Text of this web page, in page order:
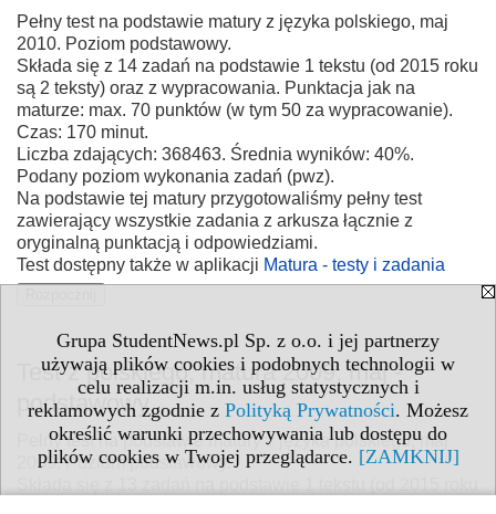
Grupa StudentNews.pl Sp. z o.o. i jej partnerzy
używają plików cookies i podobnych technologii w
celu realizacji m.in. usług statystycznych i
reklamowych zgodnie z Polityką Prywatności. Możesz
określić warunki przechowywania lub dostępu do
plików cookies w Twojej przeglądarce. [ZAMKNIJ]
Pełny test na podstawie matury z języka polskiego, maj
2010. Poziom podstawowy.
Składa się z 14 zadań na podstawie 1 tekstu (od 2015 roku
są 2 teksty) oraz z wypracowania. Punktacja jak na
maturze: max. 70 punktów (w tym 50 za wypracowanie).
Czas: 170 minut.
Liczba zdających: 368463. Średnia wyników: 40%.
Podany poziom wykonania zadań (pwz).
Na podstawie tej matury przygotowaliśmy pełny test
zawierający wszystkie zadania z arkusza łącznie z
oryginalną punktacją i odpowiedziami.
Test dostępny także w aplikacji Matura - testy i zadania
Test z polskiego, matura 2009, maj -
podstawowy
Pełny test na podstawie matury z języka polskiego, maj
2009. Poziom podstawowy.